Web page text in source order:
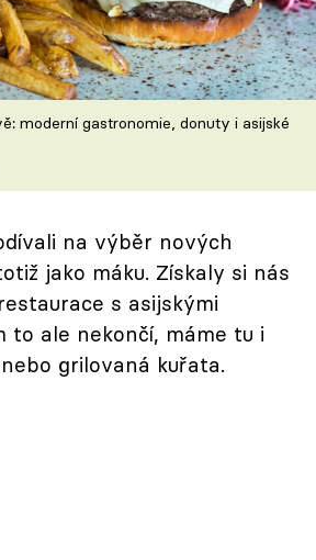
moderní gastronomie, donuty i asijské
na výběr nových
jako máku. Získaly si nás
s asijskými
to ale nekončí, máme tu i
grilovaná kuřata.